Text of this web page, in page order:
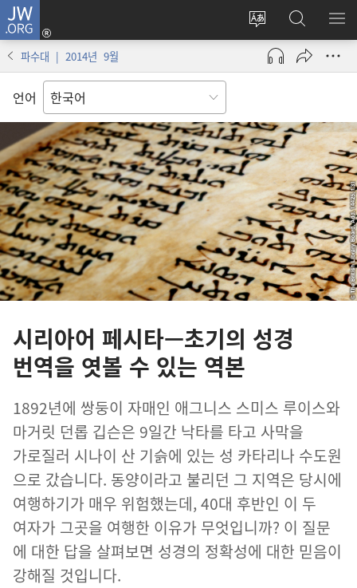
JW.ORG
사이트
언어
변경
로그인
(새로운
열기)
JW.ORG
검색
메
파수대 | 2014년 9월
언어
시리아어 페시타—초기의 성경
번역을 엿볼 수 있는 역본
1892년에 쌍둥이 자매인 애그니스 스미스 루이스와
마거릿 던롭 깁슨은 9일간 낙타를 타고 사막을
가로질러 시나이 산 기슭에 있는 성 카타리나 수도원
으로 갔습니다. 동양이라고 불리던 그 지역은 당시에
여행하기가 매우 위험했는데, 40대 후반인 이 두
여자가 그곳을 여행한 이유가 무엇입니까? 이 질문
에 대한 답을 살펴보면 성경의 정확성에 대한 믿음이
강해질 것입니다.